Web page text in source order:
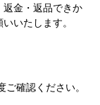
返金・返品できか
いたします。
確認ください。